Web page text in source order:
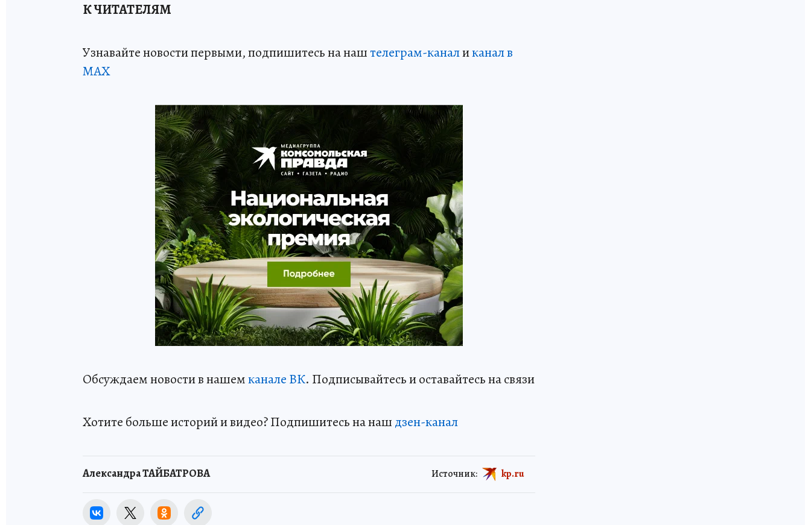
К ЧИТАТЕЛЯМ
Узнавайте новости первыми, подпишитесь на наштелеграм-каналиканал в
МАХ
Обсуждаем новости в нашемканале ВК. Подписывайтесь и оставайтесь на связи
Хотите больше историй и видео? Подпишитесь на наш дзен-канал
Александра ТАЙБАТРОВА Источник: kp.ru